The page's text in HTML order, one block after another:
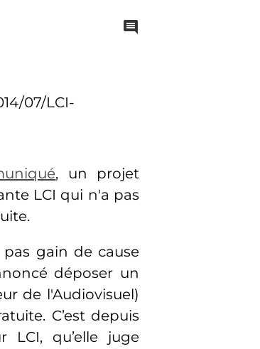
, un projet
LCI qui n'a pas
gain de cause
déposer un
de l'Audiovisuel)
C’est depuis
LCI, qu’elle juge